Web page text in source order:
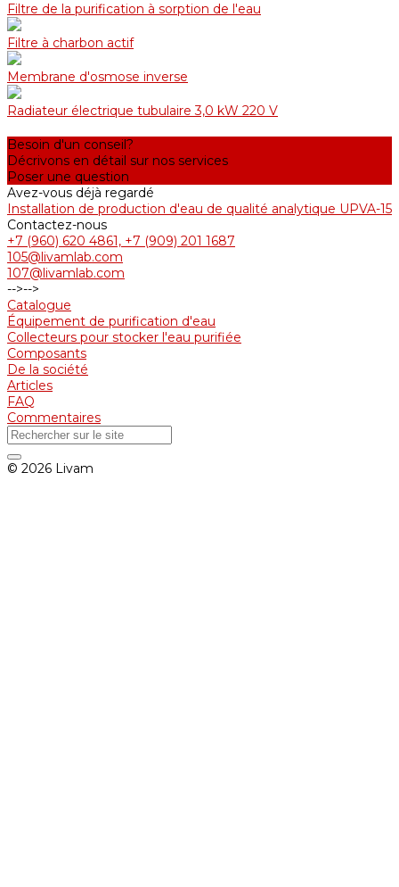
Filtre de la purification à sorption de l'eau
Filtre à charbon actif
Membrane d'osmose inverse
Radiateur électrique tubulaire 3,0 kW 220 V
Besoin d'un conseil?
Décrivons en détail sur nos services
Poser une question
Avez-vous déjà regardé
Installation de production d'eau de qualité analytique UPVA-15
Contactez-nous
+7 (960) 620 4861, +7 (909) 201 1687
105@livamlab.com
107@livamlab.com
-->-->
Catalogue
Équipement de purification d'eau
Collecteurs pour stocker l'eau purifiée
Composants
De la société
Articles
FAQ
Commentaires
© 2026 Livam